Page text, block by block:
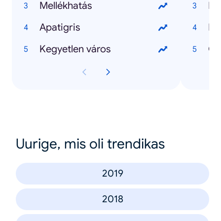
Mellékhatás
Apatigris
Kegyetlen város
Uurige, mis oli trendikas
2019
2018